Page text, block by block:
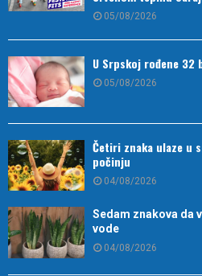
05/08/2026
U Srpskoj rođene 32
05/08/2026
Četiri znaka ulaze u
počinju
04/08/2026
Sedam znakova da
vode
04/08/2026